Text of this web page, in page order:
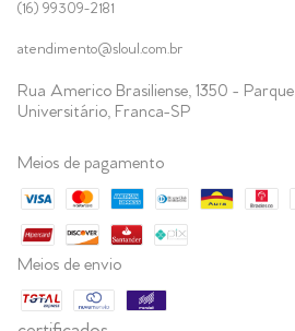
(16) 99309-2181
atendimento@sloul.com.br
Rua Americo Brasiliense, 1350 - Parque
Universitário, Franca-SP
Meios de pagamento
Meios de envio